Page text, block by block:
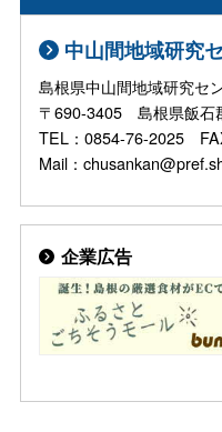
中山間地域研究
島根県中山間地域研究セ
〒690-3405 島根県飯石
TEL：0854-76-2025
Mail：
企業広告